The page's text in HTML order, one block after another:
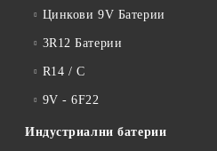
Цинкови 9V Батерии
3R12 Батерии
R14 / C
9V - 6F22
Индустриални батерии